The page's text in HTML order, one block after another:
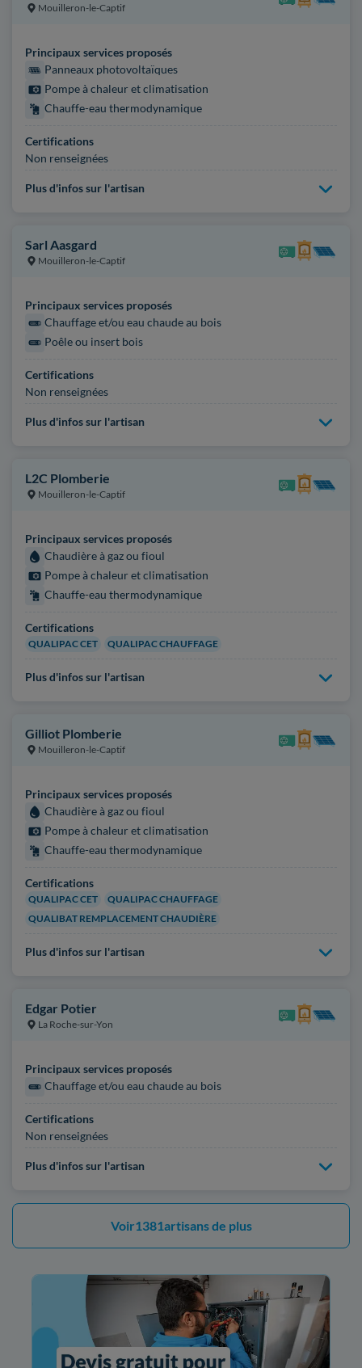
Mouilleron-le-Captif
Principaux services proposés
Panneaux photovoltaïques
Pompe à chaleur et climatisation
Chauffe-eau thermodynamique
Certifications
Non renseignées
Plus d'infos sur l'artisan
Sarl Aasgard
Mouilleron-le-Captif
Principaux services proposés
Chauffage et/ou eau chaude au bois
Poêle ou insert bois
Certifications
Non renseignées
Plus d'infos sur l'artisan
L2C Plomberie
Mouilleron-le-Captif
Principaux services proposés
Chaudière à gaz ou fioul
Pompe à chaleur et climatisation
Chauffe-eau thermodynamique
Certifications
QUALIPAC CET QUALIPAC CHAUFFAGE
Plus d'infos sur l'artisan
Gilliot Plomberie
Mouilleron-le-Captif
Principaux services proposés
Chaudière à gaz ou fioul
Pompe à chaleur et climatisation
Chauffe-eau thermodynamique
Certifications
QUALIPAC CET
QUALIPAC CHAUFFAGE
QUALIBAT REMPLACEMENT CHAUDIÈRE
Plus d'infos sur l'artisan
Edgar Potier
La Roche-sur-Yon
Principaux services proposés
Chauffage et/ou eau chaude au bois
Certifications
Non renseignées
Plus d'infos sur l'artisan
Voir1381artisans de plus